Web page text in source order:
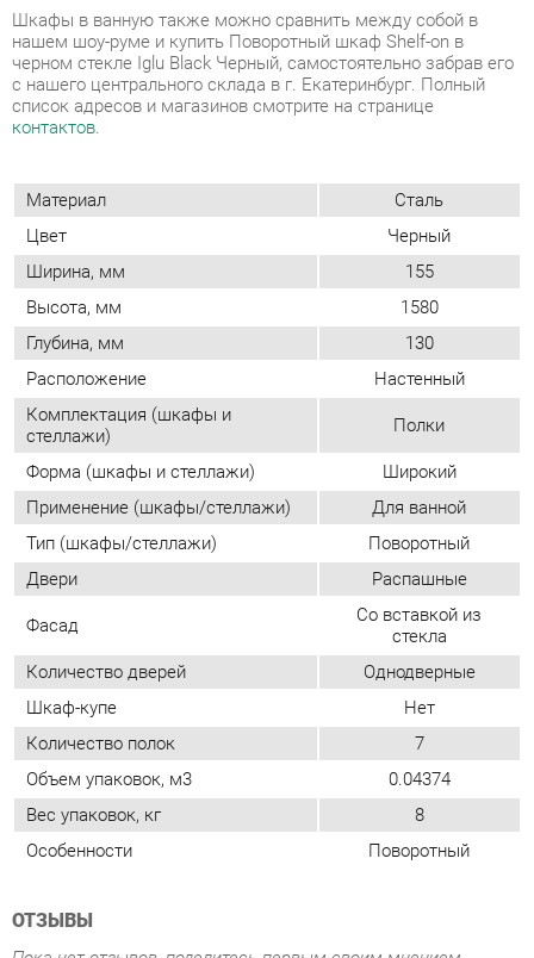
Материал
Сталь
Цвет
Черный
Ширина, мм
Глубина, мм
130
Расположение
Настенный
Комплектация (шкафы и
стеллажи) Полки
Форма (шкафы и стеллажи)
Широкий
Применение (шкафы/стеллажи)
Для ванной
Тип (шкафы/стеллажи)
Поворотный
Двери Распашные
Фасад Со вставкой из
стекла
Количество дверей
Однодверные
Шкаф-купе
Нет
Количество полок
7
0.04374
8
Особенности
Поворотный
ОТЗЫВЫ
Пока нет отзывов, поделитесь первым своим мнением.
ДОБАВИТЬ ОТЗЫВ